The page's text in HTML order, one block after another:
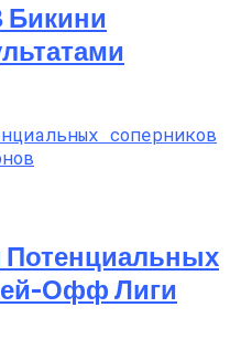
Потенциальных
Офф Лиги